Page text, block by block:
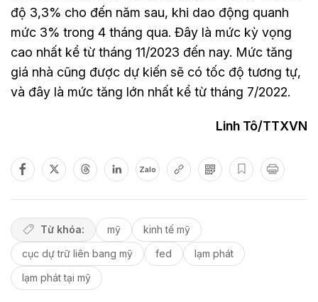
độ 3,3% cho đến năm sau, khi dao động quanh
mức 3% trong 4 tháng qua. Đây là mức kỳ vọng
cao nhất kể từ tháng 11/2023 đến nay. Mức tăng
giá nhà cũng được dự kiến sẽ có tốc độ tương tự,
và đây là mức tăng lớn nhất kể từ tháng 7/2022.
Linh Tô/TTXVN
Zalo
Từ khóa: mỹ
kinh tế mỹ
cục dự trữ liên bang mỹ
fed
lạm phát
lạm phát tại mỹ